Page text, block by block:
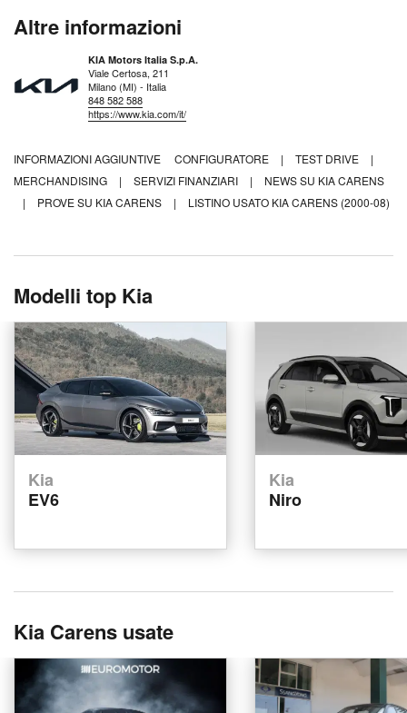
Altre informazioni
KIA Motors Italia S.p.A.
Viale Certosa, 211
Milano (MI) - Italia
848 582 588
https://www.kia.com/it/
INFORMAZIONI AGGIUNTIVE CONFIGURATORE | TEST DRIVE
|
MERCHANDISING
| SERVIZI FINANZIARI |
NEWS SU KIA CARENS
|
PROVE SU KIA CARENS | LISTINO USATO KIA CARENS (2000-08)
Modelli top Kia
Kia
EV6
Kia
Niro
Kia Carens usate